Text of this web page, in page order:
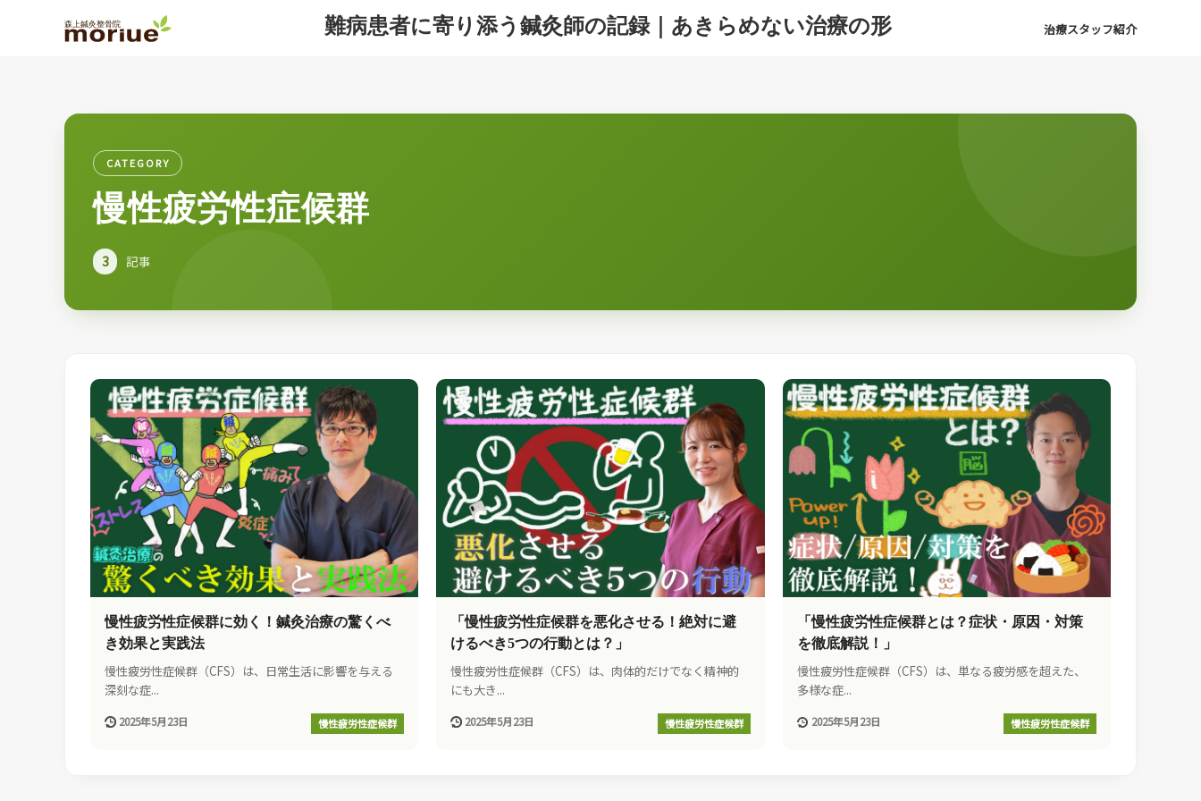
難病患者に寄り添う鍼灸師の記録｜あきらめない治療の形 治療スタッフ紹介
CATEGORY
慢性疲労性症候群
3 記事
慢性疲労性症候群に効く！鍼灸治療の驚くべ
き効果と実践法
慢性疲労性症候群（CFS）は、日常生活に影響を与える
深刻な症...
2025年5月23日 慢性疲労性症候群
「慢性疲労性症候群を悪化させる！絶対に避
けるべき5つの行動とは？」
慢性疲労性症候群（CFS）は、肉体的だけでなく精神的
にも大き...
2025年5月23日 慢性疲労性症候群
「慢性疲労性症候群とは？症状・原因・対策
を徹底解説！」
慢性疲労性症候群（CFS）は、単なる疲労感を超えた、
多様な症...
2025年5月23日 慢性疲労性症候群